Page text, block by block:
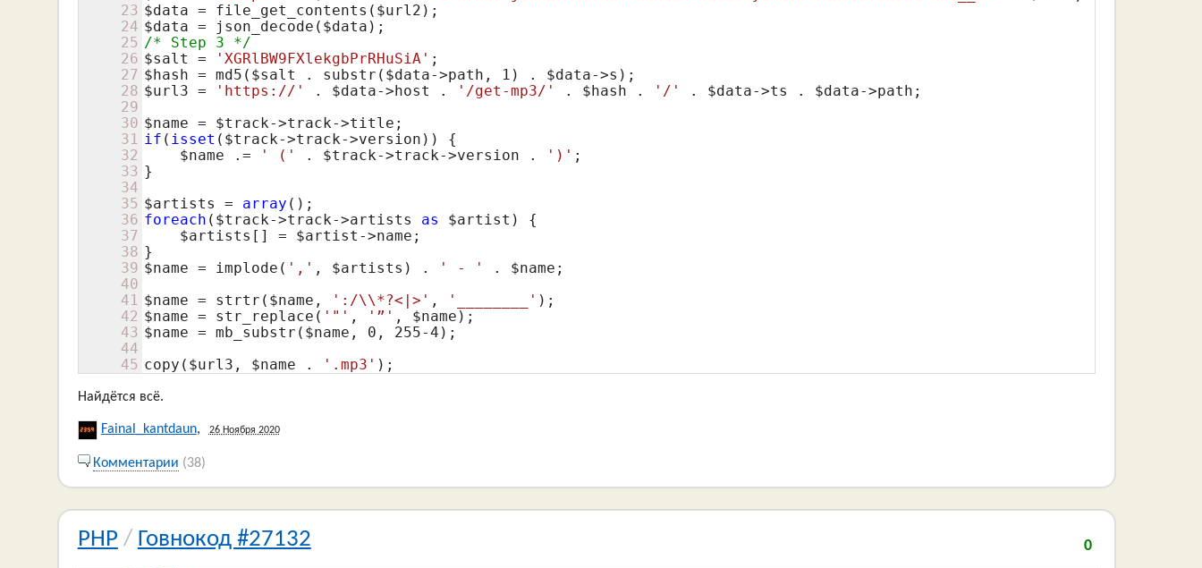
23
24
25
26
27
28
29
30
31
32
33
34
35
36
37
38
39
40
41
42
43
44
45
$data = file_get_contents( $url2
$data = json_decode( $data
/* Step 3 */
$salt
= 'XGRlBW9FXlekgbPrRHuSiA'
$hash = md5( $salt . substr( $data->path, 1 ) . $data
$url3 = 'https://' . $data->host . '/get-mp3/' . $hash . '/' . $data->ts . $data->path;
$name = $track
if ( isset ( $track->track->version)) {
$name .= ' (' . $track->track->version . ')' ;
}
$artists
= array
foreach ( $track->track->artists as $artist ) {
$artists [] = $artist ->name;
$name = implode( ',' , $artists ) . ' - ' . $name ;
$name = strtr( $name , ':/\\*?<|>' , '________'
$name = str_replace( '"' , '”' , $name
$name = mb_substr( $name , 0 , 255-4 );
copy( $url3 , $name . '.mp3' );
Найдётся всё.
Fainal_kantdaun, 26 Ноября 2020
Комментарии (38)
PHP / Говнокод #27132 0